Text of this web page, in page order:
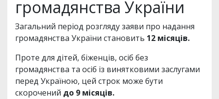
громадянства України
Загальний період розгляду заяви про надання
громадянства України становить 12 місяців.
Проте для дітей, біженців, осіб без
громадянства та осіб із винятковими заслугами
перед Україною, цей строк може бути
скорочений до 9 місяців.